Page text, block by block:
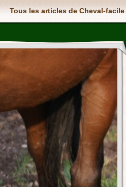
Tous les articles de Cheval-facile